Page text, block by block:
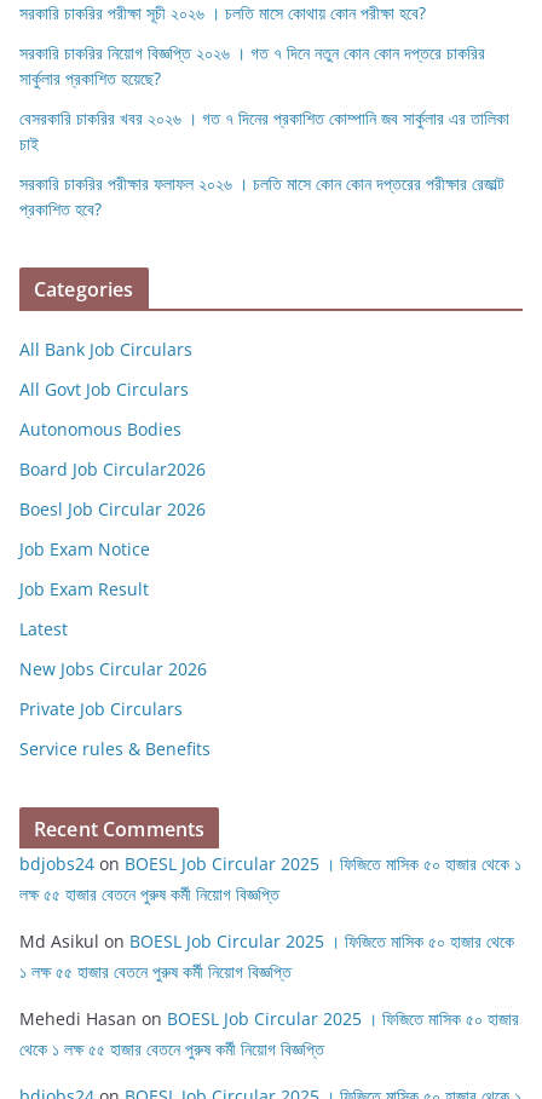
সরকারি চাকরির পরীক্ষা সূচী ২০২৬ । চলতি মাসে কোথায় কোন পরীক্ষা হবে?
সরকারি চাকরির নিয়োগ বিজ্ঞপ্তি ২০২৬ । গত ৭ দিনে নতুন কোন কোন দপ্তরে চাকরির
সার্কুলার প্রকাশিত হয়েছে?
বেসরকারি চাকরির খবর ২০২৬ । গত ৭ দিনের প্রকাশিত কোম্পানি জব সার্কুলার এর তালিকা
চাই
সরকারি চাকরির পরীক্ষার ফলাফল ২০২৬ । চলতি মাসে কোন কোন দপ্তরের পরীক্ষার রেজাল্ট
প্রকাশিত হবে?
Categories
All Bank Job Circulars
All Govt Job Circulars
Autonomous Bodies
Board Job Circular2026
Boesl Job Circular 2026
Job Exam Notice
Job Exam Result
Latest
New Jobs Circular 2026
Private Job Circulars
Service rules & Benefits
Recent Comments
bdjobs24 on BOESL Job Circular 2025 । ফিজিতে মাসিক ৫০ হাজার থেকে ১
লক্ষ ৫৫ হাজার বেতনে পুরুষ কর্মী নিয়োগ বিজ্ঞপ্তি
Md Asikul on BOESL Job Circular 2025 । ফিজিতে মাসিক ৫০ হাজার থেকে
১ লক্ষ ৫৫ হাজার বেতনে পুরুষ কর্মী নিয়োগ বিজ্ঞপ্তি
Mehedi Hasan on BOESL Job Circular 2025 । ফিজিতে মাসিক ৫০ হাজার
থেকে ১ লক্ষ ৫৫ হাজার বেতনে পুরুষ কর্মী নিয়োগ বিজ্ঞপ্তি